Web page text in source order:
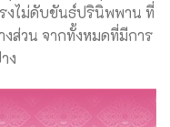
งไม่ดับขันธ์ปรินิพพาน ที่
งส่วน จากทั้งหมดที่มีการ
ง